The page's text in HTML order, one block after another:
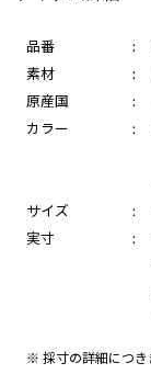
品番 :
素材
:
原産国
:
カラー
:
サイズ
:
実寸
:
※ 採寸の詳細につき